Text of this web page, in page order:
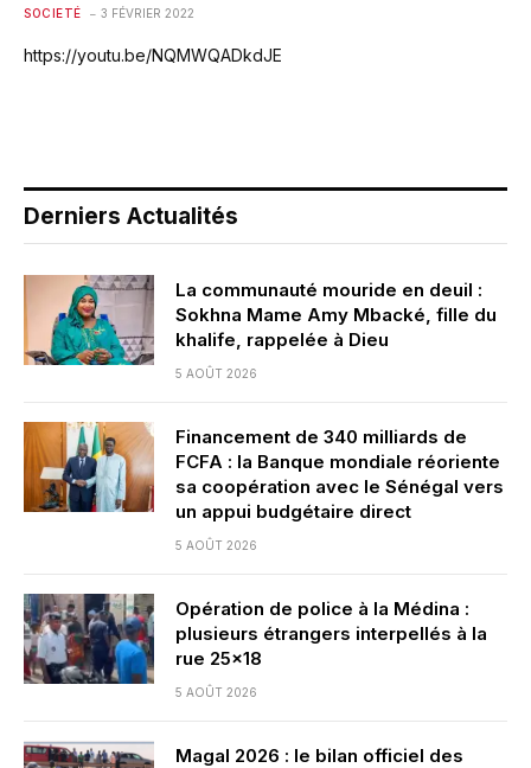
SOCIETÉ 3 FÉVRIER 2022
https://youtu.be/NQMWQADkdJE
Derniers Actualités
La communauté mouride en deuil :
Sokhna Mame Amy Mbacké, fille du
khalife, rappelée à Dieu
5 AOÛT 2026
Financement de 340 milliards de
FCFA : la Banque mondiale réoriente
sa coopération avec le Sénégal vers
un appui budgétaire direct
5 AOÛT 2026
Opération de police à la Médina :
plusieurs étrangers interpellés à la
rue 25×18
5 AOÛT 2026
Magal 2026 : le bilan officiel des